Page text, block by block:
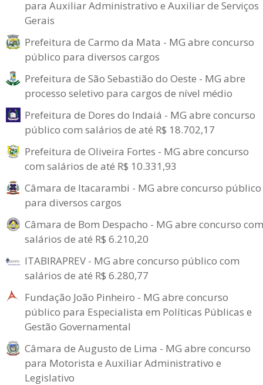
para Auxiliar Administrativo e Auxiliar de Serviços
Gerais
Prefeitura de Carmo da Mata - MG abre concurso
público para diversos cargos
Prefeitura de São Sebastião do Oeste - MG abre
processo seletivo para cargos de nível médio
Prefeitura de Dores do Indaiá - MG abre concurso
público com salários de até R$ 18.702,17
Prefeitura de Oliveira Fortes - MG abre concurso
com salários de até R$ 10.331,93
Câmara de Itacarambi - MG abre concurso público
para diversos cargos
Câmara de Bom Despacho - MG abre concurso com
salários de até R$ 6.210,20
ITABIRAPREV - MG abre concurso público com
salários de até R$ 6.280,77
Fundação João Pinheiro - MG abre concurso
público para Especialista em Políticas Públicas e
Gestão Governamental
Câmara de Augusto de Lima - MG abre concurso
para Motorista e Auxiliar Administrativo e
Legislativo